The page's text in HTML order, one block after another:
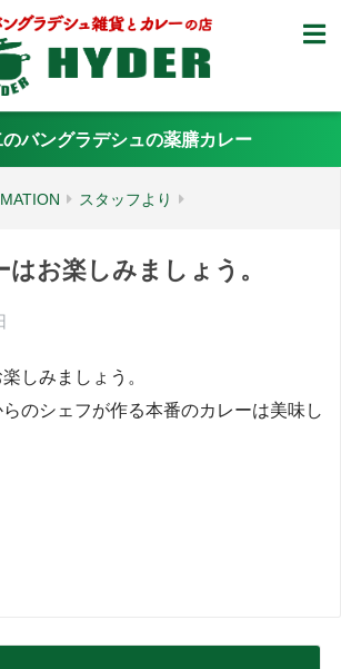
のバングラデシュの薬膳カレー
スタッフより
お楽しみましょう。
しみましょう。
のシェフが作る本番のカレーは美味し